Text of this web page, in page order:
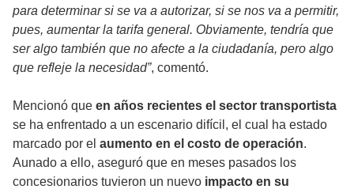
para determinar si se va a autorizar, si se nos va a permitir,
pues, aumentar la tarifa general. Obviamente, tendría que
ser algo también que no afecte a la ciudadanía, pero algo
que refleje la necesidad”, comentó.
Mencionó que en años recientes el sector transportista
se ha enfrentado a un escenario difícil, el cual ha estado
marcado por el aumento en el costo de operación.
Aunado a ello, aseguró que en meses pasados los
concesionarios tuvieron un nuevo impacto en su